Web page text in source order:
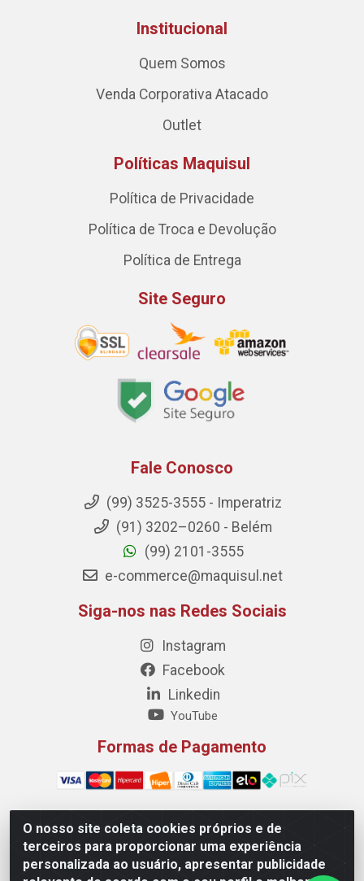
O nosso site coleta cookies próprios e de
terceiros para proporcionar uma experiência
personalizada ao usuário, apresentar publicidade
Institucional
Quem Somos
Venda Corporativa Atacado
Outlet
Políticas Maquisul
Política de Privacidade
Política de Troca e Devolução
Política de Entrega
Site Seguro
Fale Conosco
(99) 3525-3555 - Imperatriz
(91) 3202–0260 - Belém
(99) 2101-3555
e-commerce@maquisul.net
Siga-nos nas Redes Sociais
Instagram
Facebook
Linkedin
YouTube
Formas de Pagamento
Maquisul Comercial LTDA - Av. Dorgival Pinheiro de Sousa,
1521 - Centro, Imperatriz/MA - CEP 65903-270 - CNPJ